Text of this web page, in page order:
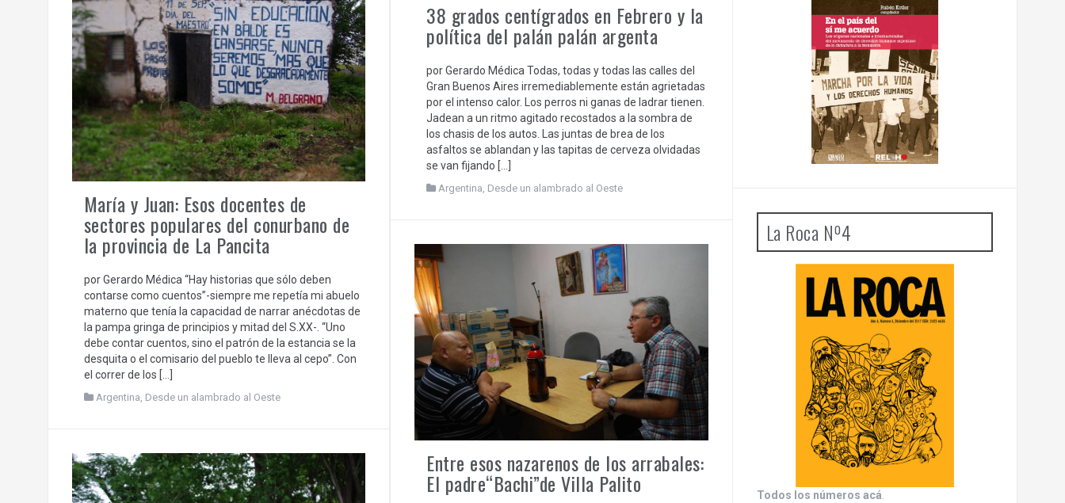
38 grados centígrados en Febrero y la
política del palán palán argenta
por Gerardo Médica Todas, todas y todas las calles del
Gran Buenos Aires irremediablemente están agrietadas
por el intenso calor. Los perros ni ganas de ladrar tienen.
Jadean a un ritmo agitado recostados a la sombra de
los chasis de los autos. Las juntas de brea de los
asfaltos se ablandan y las tapitas de cerveza olvidadas
se van fijando […]
Argentina, Desde un alambrado al Oeste
María y Juan: Esos docentes de
sectores populares del conurbano de
la provincia de La Pancita
por Gerardo Médica “Hay historias que sólo deben
contarse como cuentos”-siempre me repetía mi abuelo
materno que tenía la capacidad de narrar anécdotas de
la pampa gringa de principios y mitad del S.XX-. “Uno
debe contar cuentos, sino el patrón de la estancia se la
desquita o el comisario del pueblo te lleva al cepo”. Con
el correr de los […]
Argentina, Desde un alambrado al Oeste
Entre esos nazarenos de los arrabales:
El padre“Bachi”de Villa Palito
La Roca Nº4
Todos los números acá.